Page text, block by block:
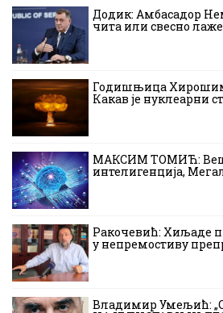
Додик: Амбасадор
чита или свесно лаже
Годишњица
Какав је нуклеарни
МАКСИМ ТОМИЋ:
интелигенција,
Ракочевић: Хиљаде
у непремостиву
Владимир Умељић: